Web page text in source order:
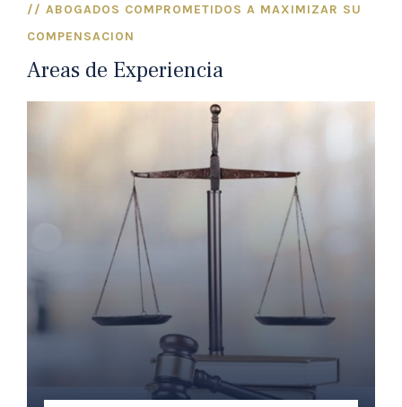
// ABOGADOS COMPROMETIDOS A MAXIMIZAR SU
COMPENSACION
Areas de Experiencia